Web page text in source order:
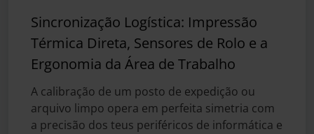
Sincronização Logística: Impressão
Térmica Direta, Sensores de Rolo e a
Ergonomia da Área de Trabalho
A calibração de um posto de expedição ou
arquivo limpo opera em perfeita simetria com
a precisão dos teus periféricos de informática e